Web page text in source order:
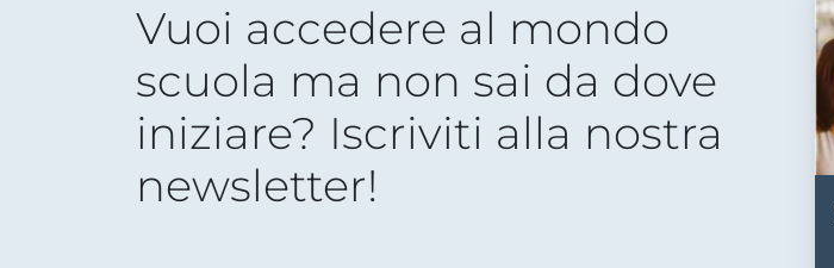
Vuoi accedere al mondo
scuola ma non sai da dove
iniziare? Iscriviti alla nostra
newsletter!